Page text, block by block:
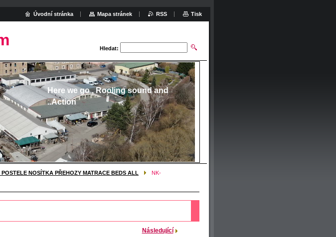
Hledat:
Here we go , Rooling sound and
..Action
POSTELE NOSÍTKA PŘEHOZY MATRACE BEDS ALL
NK-
Následující
Úvodní stránka Mapa stránek RSS Tisk